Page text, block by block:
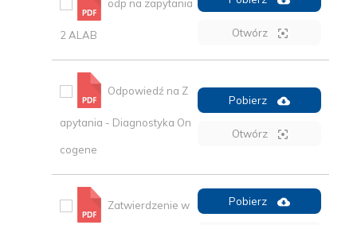
odp na zapytania
2 ALAB Otwórz
Odpowiedź na Z
apytania - Diagnostyka On
cogene
Pobierz
Otwórz
Zatwierdzenie w Pobierz